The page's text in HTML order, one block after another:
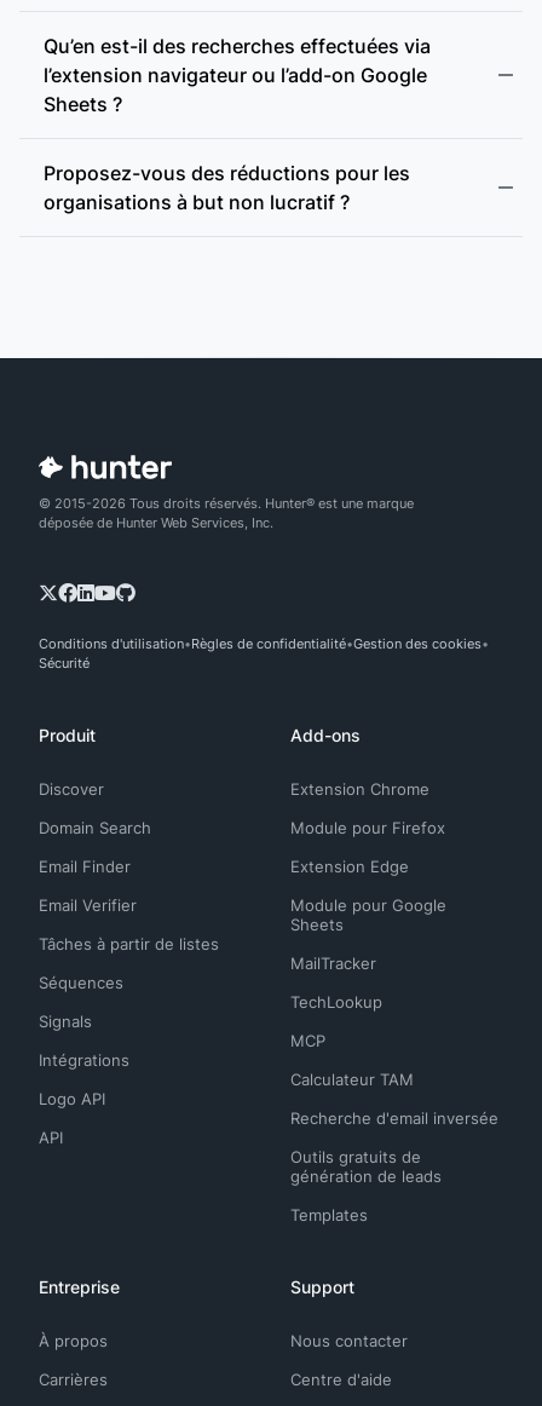
Qu’en est-il des recherches effectuées via
l’extension navigateur ou l’add-on Google
Sheets ?
Proposez-vous des réductions pour les
organisations à but non lucratif ?
© 2015-2026 Tous droits réservés. Hunter® est une marque
déposée de Hunter Web Services, Inc.
Conditions d'utilisation Règles de confidentialité Gestion des cookies
Sécurité
Produit
Discover
Domain Search
Email Finder
Email Verifier
Tâches à partir de listes
Séquences
Signals
Intégrations
Logo API
API
Add-ons
Extension Chrome
Module pour Firefox
Extension Edge
Module pour Google
Sheets
MailTracker
TechLookup
MCP
Calculateur TAM
Recherche d'email inversée
Outils gratuits de
génération de leads
Templates
Entreprise
À propos
Carrières
Support
Nous contacter
Centre d'aide